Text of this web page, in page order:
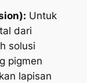
Untuk
dari
solusi
pigmen
lapisan